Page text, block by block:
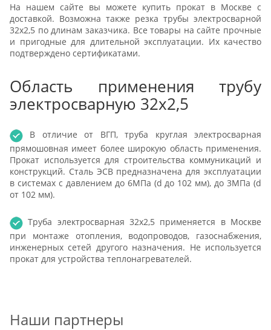
На нашем сайте вы можете купить прокат в Москве с
доставкой. Возможна также резка трубы электросварной
32x2,5 по длинам заказчика. Все товары на сайте прочные
и пригодные для длительной эксплуатации. Их качество
подтверждено сертификатами.
Область применения трубу
электросварную 32x2,5
В отличие от ВГП, труба круглая электросварная
прямошовная имеет более широкую область применения.
Прокат используется для строительства коммуникаций и
конструкций. Сталь ЭСВ предназначена для эксплуатации
в системах с давлением до 6МПа (d до 102 мм), до 3МПа (d
от 102 мм).
Труба электросварная 32x2,5 применяется в Москве
при монтаже отопления, водопроводов, газоснабжения,
инженерных сетей другого назначения. Не используется
прокат для устройства теплонагревателей.
Наши партнеры